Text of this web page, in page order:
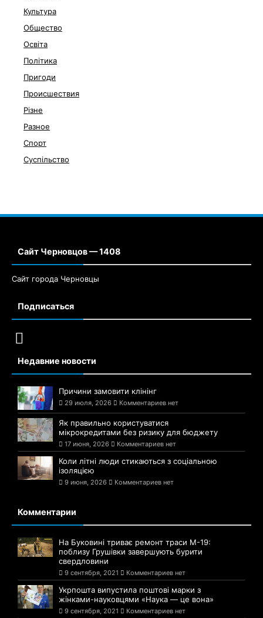
Культура
Общество
Освіта
Політика
Пригоди
Происшествия
Різне
Разное
Спорт
Суспільство
Сайт Черновцов — 1408
Сайт города Черновцы
Подписаться
Недавние новости
Причини замовити клінінг
29 июля, 2026 Комментариев нет
Як правильно користуватися
мікрокредитами без ризику для бюджету
17 июня, 2026 Комментариев нет
Коли літні люди стикаються з соціальною
ізоляцією
9 июня, 2026 Комментариев нет
Комментарии
На Буковині триває ремонт траси М-19:
поблизу Грушівки завершують бурити
свердловини
9 сентября, 2021 Комментариев нет
Укрпошта випустила поштові марки з
жінками-науковцями «Наука — це вона»
9 сентября, 2021 Комментариев нет